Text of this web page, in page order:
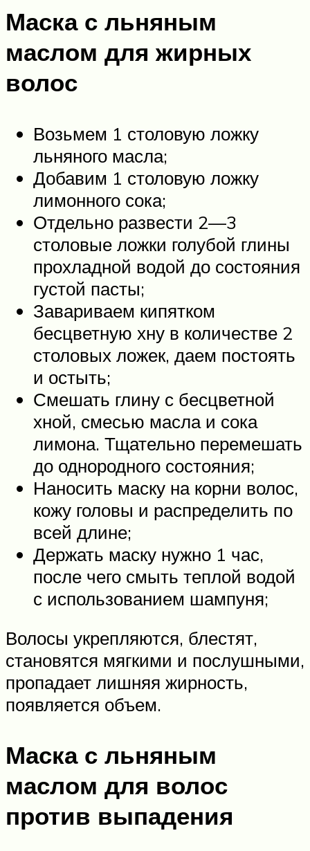
Маска с льняным
маслом для жирных
волос
Возьмем 1 столовую ложку
льняного масла;
Добавим 1 столовую ложку
лимонного сока;
Отдельно развести 2—3
столовые ложки голубой глины
прохладной водой до состояния
густой пасты;
Завариваем кипятком
бесцветную хну в количестве 2
столовых ложек, даем постоять
и остыть;
Смешать глину с бесцветной
хной, смесью масла и сока
лимона. Тщательно перемешать
до однородного состояния;
Наносить маску на корни волос,
кожу головы и распределить по
всей длине;
Держать маску нужно 1 час,
после чего смыть теплой водой
с использованием шампуня;
Волосы укрепляются, блестят,
становятся мягкими и послушными,
пропадает лишняя жирность,
появляется объем.
Маска с льняным
маслом для волос
против выпадения